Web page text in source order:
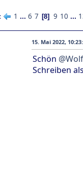
1 ... 6 7 8 9 10 ...
15. Mai 2022,
Schön
Schreiben